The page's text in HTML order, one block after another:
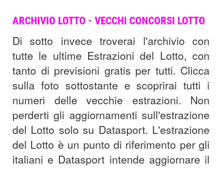
ARCHIVIO LOTTO - VECCHI CONCORSI LOTTO
Di sotto invece troverai l'archivio con
tutte le ultime Estrazioni del Lotto, con
tanto di previsioni gratis per tutti. Clicca
sulla foto sottostante e scoprirai tutti i
numeri delle vecchie estrazioni. Non
perderti gli aggiornamenti sull'estrazione
del Lotto solo su Datasport. L'estrazione
del Lotto è un punto di riferimento per gli
italiani e Datasport intende aggiornare il